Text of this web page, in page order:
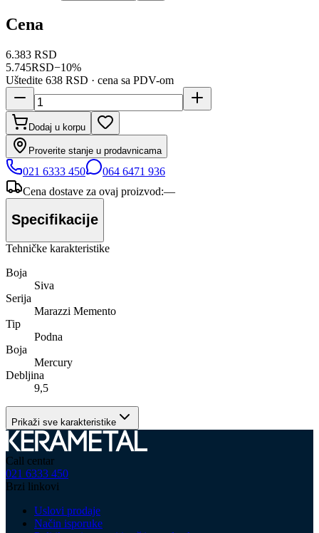
Cena
6.383 RSD
5.745RSD−10%
Uštedite 638 RSD · cena sa PDV-om
Dodaj u korpu
Proverite stanje u prodavnicama
021 6333 450
064 6471 936
Cena dostave za ovaj proizvod:—
Specifikacije
Tehničke karakteristike
Boja
Siva
Serija
Marazzi Memento
Tip
Podna
Boja
Mercury
Debljina
9,5
Prikaži sve karakteristike
Call centar
021 6333 450
Brzi linkovi
Uslovi prodaje
Način isporuke